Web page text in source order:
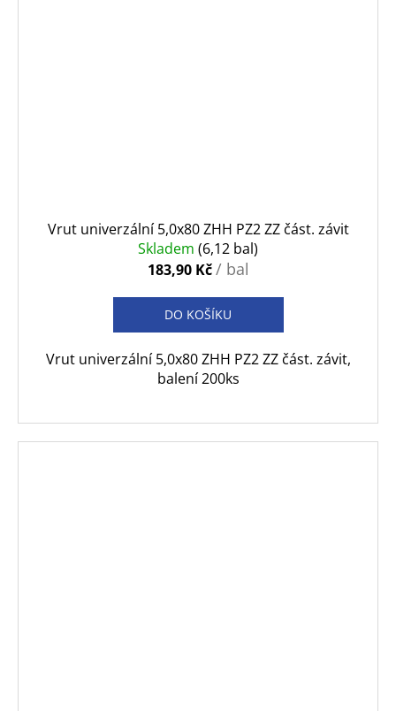
Vrut univerzální 5,0x80 ZHH PZ2 ZZ část. závit
Skladem (6,12 bal)
183,90 Kč/ bal
DO KOŠÍKU
Vrut univerzální 5,0x80 ZHH PZ2 ZZ část. závit,
balení 200ks